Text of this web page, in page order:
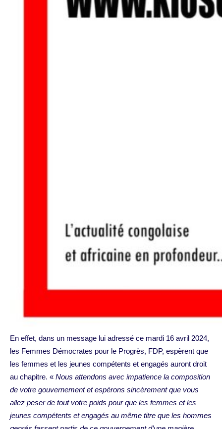
En effet, dans un message lui adressé ce mardi 16 avril 2024,
les Femmes Démocrates pour le Progrès, FDP, espèrent que
les femmes et les jeunes compétents et engagés auront droit
au chapitre. « Nous attendons avec impatience la composition
de votre gouvernement et espérons sincèrement que vous
allez peser de tout votre poids pour que les femmes et les
jeunes compétents et engagés au même titre que les hommes